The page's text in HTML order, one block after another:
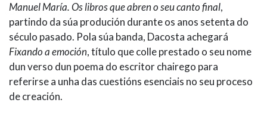
Manuel María. Os libros que abren o seu canto final,
partindo da súa produción durante os anos setenta do
século pasado. Pola súa banda, Dacosta achegará
Fixando a emoción, título que colle prestado o seu nome
dun verso dun poema do escritor chairego para
referirse a unha das cuestións esenciais no seu proceso
de creación.